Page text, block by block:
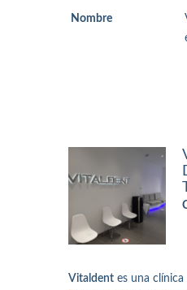
Nombre
Vitaldent es una